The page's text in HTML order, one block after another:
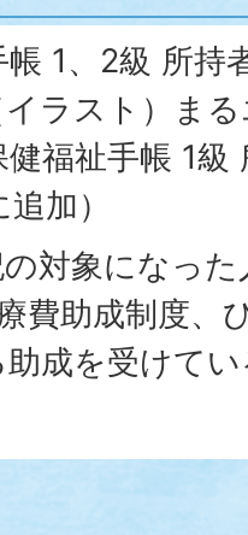
1、2級 所持
福祉手帳 1級
加）
対象になっ
費助成制度、
成を受けて